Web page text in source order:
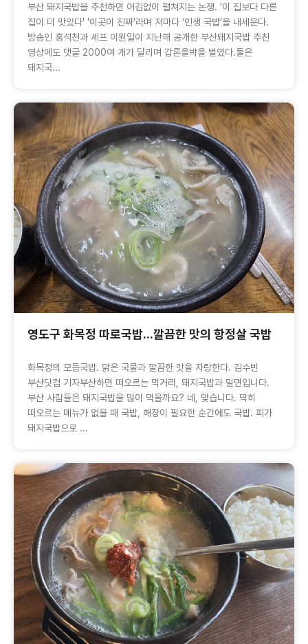
부산 돼지국밥을 추천하면 어김없이 펼쳐지는 논쟁. '이 집보다 다른
집이 더 맛있다' '이곳이 진짜'라며 저마다 ‘인생 국밥’을 내세운다.
방송인 홍석천과 셰프 이원일이 지난해 공개한 부산돼지국밥 추천
영상에도 댓글 2000여 개가 달리며 갑론을박을 벌였다.둘은
돼지국...
영도구 화목정 따로국밥...깔끔한 맛의 항정살 국밥
화목정의 모듬국밥. 맑은 국물과 깔끔한 맛을 자랑한다. 김수빈
부산닷컴 기자부산하면 떠오르는 먹거리, 돼지국밥과 밀면입니다.
부산 사람들은 돼지국밥을 많이 먹을까요? 네, 맞습니다. 딱히
떠오르는 메뉴가 없을 때 국밥, 해장이 필요한 순간에도 국밥. 피가
돼지국밥으로 ...